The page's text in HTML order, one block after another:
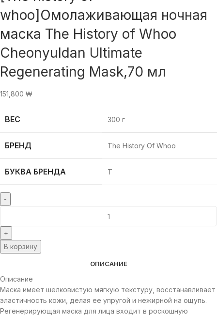
whoo]Омолаживающая ночная
маска The History of Whoo
Cheonyuldan Ultimate
Regenerating Mask,70 мл
151,800 ₩
ВЕС 300 г
БРЕНД The History Of Whoo
БУКВА БРЕНДА T
В корзину
ОПИСАНИЕ
Описание
Маска имеет шелковистую мягкую текстуру, восстанавливает
эластичность кожи, делая ее упругой и нежирной на ощупь.
Регенерирующая маска для лица входит в роскошную